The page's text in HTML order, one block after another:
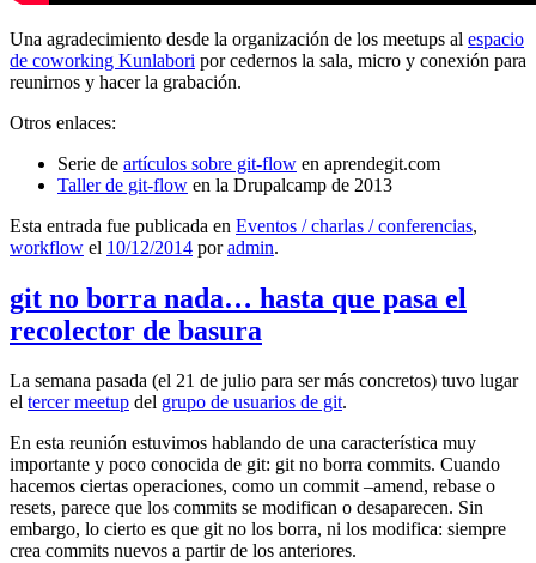
Una agradecimiento desde la organización de los meetups al espacio
de coworking Kunlabori por cedernos la sala, micro y conexión para
reunirnos y hacer la grabación.
Otros enlaces:
Serie de artículos sobre git-flow en aprendegit.com
Taller de git-flow en la Drupalcamp de 2013
Esta entrada fue publicada en Eventos / charlas / conferencias,
workflow el 10/12/2014 poradmin.
git no borra nada… hasta que pasa el
recolector de basura
La semana pasada (el 21 de julio para ser más concretos) tuvo lugar
el tercer meetup del grupo de usuarios de git.
En esta reunión estuvimos hablando de una característica muy
importante y poco conocida de git: git no borra commits. Cuando
hacemos ciertas operaciones, como un commit –amend, rebase o
resets, parece que los commits se modifican o desaparecen. Sin
embargo, lo cierto es que git no los borra, ni los modifica: siempre
crea commits nuevos a partir de los anteriores.